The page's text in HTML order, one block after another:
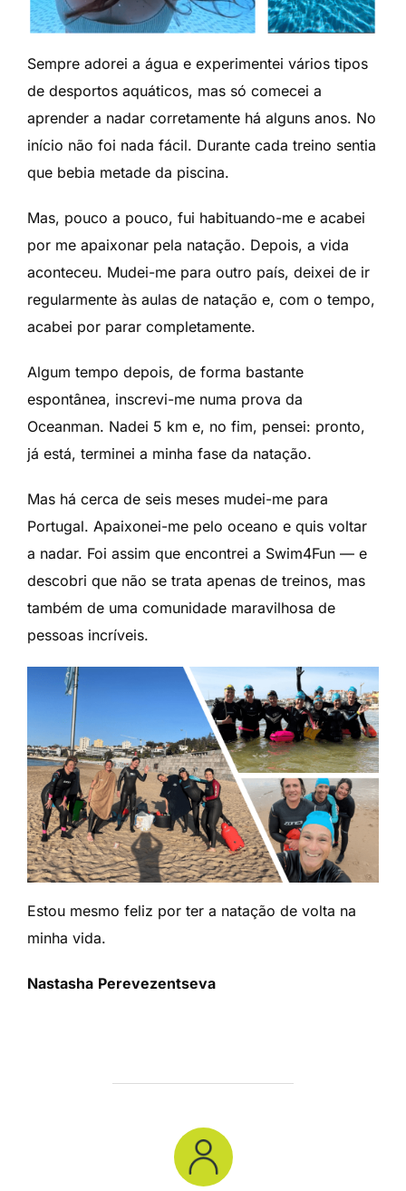
Sempre adorei a água e experimentei vários tipos
de desportos aquáticos, mas só comecei a
aprender a nadar corretamente há alguns anos. No
início não foi nada fácil. Durante cada treino sentia
que bebia metade da piscina.
Mas, pouco a pouco, fui habituando-me e acabei
por me apaixonar pela natação. Depois, a vida
aconteceu. Mudei-me para outro país, deixei de ir
regularmente às aulas de natação e, com o tempo,
acabei por parar completamente.
Algum tempo depois, de forma bastante
espontânea, inscrevi-me numa prova da
Oceanman. Nadei 5 km e, no fim, pensei: pronto,
já está, terminei a minha fase da natação.
Mas há cerca de seis meses mudei-me para
Portugal. Apaixonei-me pelo oceano e quis voltar
a nadar. Foi assim que encontrei a Swim4Fun — e
descobri que não se trata apenas de treinos, mas
também de uma comunidade maravilhosa de
pessoas incríveis.
Estou mesmo feliz por ter a natação de volta na
minha vida.
Nastasha Perevezentseva
POST AUTHOR